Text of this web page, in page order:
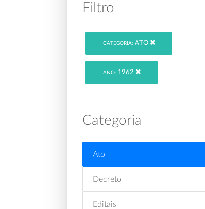
Filtro
CATEGORIA: ATO
ANO: 1962
Categoria
Ato
Decreto
Editais